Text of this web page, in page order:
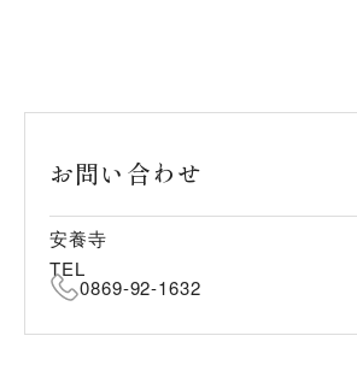
お問い合わせ
安養寺
TEL
0869-92-1632